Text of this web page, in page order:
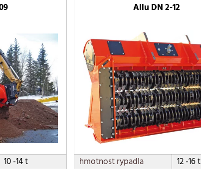
10 -14 t
Allu DN 2-12
hmotnost rypadla
12 -16 t